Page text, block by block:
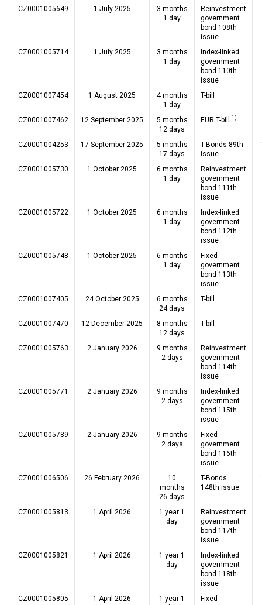
CZ0001005649 1 July 2025
3 months
1 day
Reinvestment
government
bond 108th
issue
CZ0001005714
1 July 2025
3 months
1 day
Index-linked
government
bond 110th
issue
CZ0001007454
1 August 2025
4 months
1 day
T-bill
CZ0001007462 12 September 2025
5 months
12 days
EUR T-bill 1)
CZ0001004253 17 September 2025
5 months
17 days
T-Bonds 89th
issue
CZ0001005730 1 October 2025
6 months
1 day
Reinvestment
government
bond 111th
issue
CZ0001005722
1 October 2025
6 months
1 day
Index-linked
government
bond 112th
issue
CZ0001005748
1 October 2025
6 months
1 day
Fixed
government
bond 113th
issue
CZ0001007405
24 October 2025
6 months
24 days
T-bill
CZ0001007470 12 December 2025
8 months
12 days
T-bill
CZ0001005763 2 January 2026
9 months
2 days
Reinvestment
government
bond 114th
issue
CZ0001005771
2 January 2026
9 months
2 days
Index-linked
government
bond 115th
issue
CZ0001005789
2 January 2026
9 months
2 days
Fixed
government
bond 116th
issue
CZ0001006506
26 February 2026
10
months
26 days
T-Bonds
148th issue
CZ0001005813 1 April 2026
1 year 1
day
Reinvestment
government
bond 117th
issue
CZ0001005821
1 April 2026
1 year 1
day
Index-linked
government
bond 118th
issue
CZ0001005805
1 April 2026
1 year 1
Fixed